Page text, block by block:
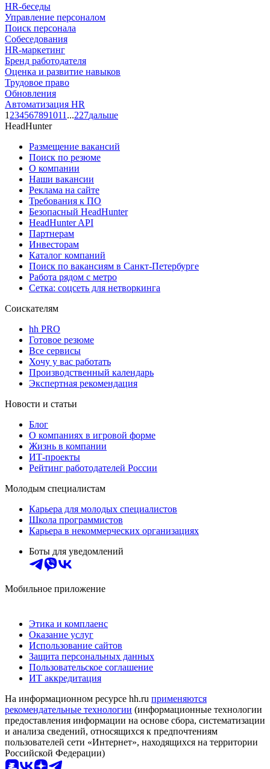
HR-беседы
Управление персоналом
Поиск персонала
Собеседования
HR-маркетинг
Бренд работодателя
Оценка и развитие навыков
Трудовое право
Обновления
Автоматизация HR
1 234567891011 ...227дальше
HeadHunter
Размещение вакансий
Поиск по резюме
О компании
Наши вакансии
Реклама на сайте
Требования к ПО
Безопасный HeadHunter
HeadHunter API
Партнерам
Инвесторам
Каталог компаний
Поиск по вакансиям в Санкт-Петербурге
Работа рядом с метро
Сетка: соцсеть для нетворкинга
Соискателям
hh PRO
Готовое резюме
Все сервисы
Хочу у вас работать
Производственный календарь
Экспертная рекомендация
Новости и статьи
Блог
О компаниях в игровой форме
Жизнь в компании
ИТ-проекты
Рейтинг работодателей России
Молодым специалистам
Карьера для молодых специалистов
Школа программистов
Карьера в некоммерческих организациях
Боты для уведомлений
Мобильное приложение
Этика и комплаенс
Оказание услуг
Использование сайтов
Защита персональных данных
Пользовательское соглашение
ИТ аккредитация
На информационном ресурсе hh.ru применяются
рекомендательные технологии (информационные технологии
предоставления информации на основе сбора, систематизации
и анализа сведений, относящихся к предпочтениям
пользователей сети «Интернет», находящихся на территории
Российской Федерации)